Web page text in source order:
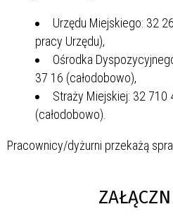
Urzędu Miejskiego: 32
pracy Urzędu),
Ośrodka
37 16 (całodobowo),
Straży Miejskiej: 32
(całodobowo).
Pracownicy/dyżurni przekażą